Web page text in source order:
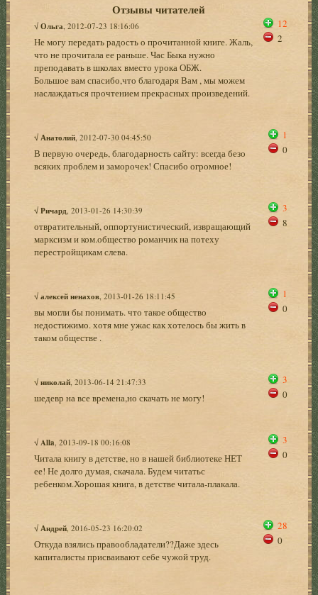
Отзывы читателей
√Ольга , 2012-07-23 18:16:06
Не могу передать радость о прочитанной книге. Жаль,
что не прочитала ее раньше. Час Быка нужно
преподавать в школах вместо урока ОБЖ.
Большое вам спасибо,что благодаря Вам , мы можем
наслаждаться прочтением прекрасных произведений.
12
2
√ Анатолий , 2012-07-30 04:45:50
В первую очередь, благодарность сайту: всегда безо
всяких проблем и заморочек! Спасибо огромное!
1
0
√Ричард , 2013-01-26 14:30:39
отвратительный, оппортунистический, извращающий
марксизм и ком.общество романчик на потеху
перестройщикам слева.
3
8
√алексей ненахов , 2013-01-26 18:11:45
вы могли бы понимать. что такое общество
недостижимо. хотя мне ужас как хотелось бы жить в
таком обществе .
1
0
√николай , 2013-06-14 21:47:33
шедевр на все времена,но скачать не могу!
3
0
√ Alla , 2013-09-18 00:16:08
Читала книгу в детстве, но в нашей библиотеке НЕТ
ее! Не долго думая, скачала. Будем читатьс
ребенком.Хорошая книга, в детстве читала-плакала.
3
0
√ Андрей , 2016-05-23 16:20:02
Откуда взялись правообладатели??Даже здесь
капиталисты присваивают себе чужой труд.
28
0